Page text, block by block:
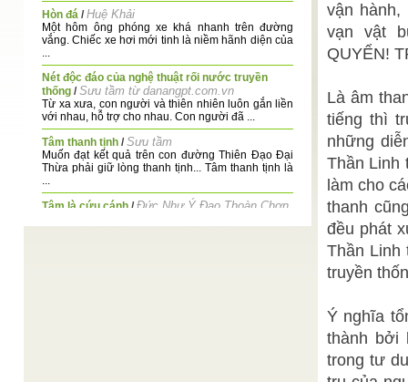
Hòn đá /Huệ Khải
Một hôm ông phóng xe khá nhanh trên đường
vắng. Chiếc xe hơi mới tinh là niềm hãnh diện của
...
Nét độc đáo của nghệ thuật rối nước truyền
thống /Sưu tầm từ danangpt.com.vn
Từ xa xưa, con người và thiên nhiên luôn gắn liền
với nhau, hỗ trợ cho nhau. Con người đã ...
Tâm thanh tịnh /Sưu tầm
Muốn đạt kết quả trên con đường Thiên Đạo Đại
Thừa phải giữ lòng thanh tịnh... Tâm thanh tịnh là
...
Tâm là cứu cánh /Đức Như Ý Đạo Thoàn Chơn
vận hành,
vạn vật
QUYỂN!
Là âm
tiếng thì
những
Thần Linh
làm cho
thanh
đều phát
Thần Linh
truyền
Ý nghĩa
thành bởi
trong tư